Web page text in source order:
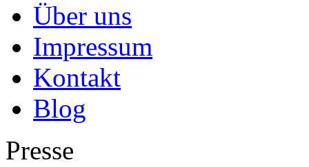
Über uns
Impressum
Kontakt
Blog
Presse